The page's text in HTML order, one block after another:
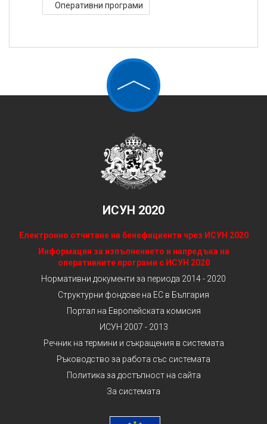
Оперативни програми
ИСУН 2020
Електронно отчитане на бенефициенти чрез ИСУН 2020
Информация за изпълнението и напредъка на
оперативните програми с ИСУН 2020
Нормативни документи за периода 2014 - 2020
Структурни фондове на ЕС в България
Портал на Европейската комисия
ИСУН 2007 - 2013
Речник на термини и съкращения в системата
Ръководство за работа със системата
Политика за достъпност на сайта
За системата